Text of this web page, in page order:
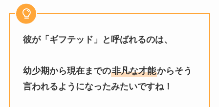
彼が「ギフテッド」と呼ばれるのは、
幼少期から現在までの非凡な才能からそう
言われるようになったみたいですね！